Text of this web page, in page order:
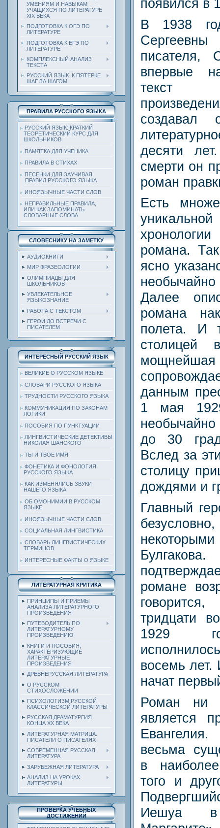
УМЕНИЯМ И НАВЫКАМ
УЧАЩИХСЯ ПО ЛИТЕРАТУРЕ
ХIХ ВЕКА
ПОДГОТОВКА К ОГЭ ПО
ЛИТЕРАТУРЕ
ПОДГОТОВКА К ЕГЭ ПО
ЛИТЕРАТУРЕ
КОМПЛЕКСНЫЙ АНАЛИЗ
ТЕКСТА
РУССКИЙ ЯЗЫК. К ПЯТЕРКЕ
ШАГ ЗА ШАГОМ
ПРАВИЛА РУССКОГО ЯЗЫКА
РУССКИЙ ЯЗЫК: КРАТКИЙ
ТЕОРЕТИЧЕСКИЙ КУРС ДЛЯ
ШКОЛЬНИКОВ
ПАМЯТКА ДЛЯ УЧЕНИКА
ПРАВИЛА В СТИХАХ
ПЕСЕНКИ ДЛЯ ЗАУЧИВАЯ
ПРАВИЛ РУССКОГО ЯЗЫКА
ИНОЯЗЫЧНЫЕ ЧАСТИ СЛОВ
НЕПРАВИЛЬНЫЕ ПРАВИЛА,
ИЛИ КАК ЗАПОМИНАТЬ
СЛОВАРНЫЕ СЛОВА
СЛОВЕСНИКУ НА ЗАМЕТКУ
АУДИОКНИГИ
МИР ФРАЗЕОЛОГИИ
ОЛИМПИАДЫ ДЛЯ
ШКОЛЬНИКОВ
УВЛЕКАТЕЛЬНОЕ
ЯЗЫКОЗНАНИЕ
РАБОТА С ТЕКСТОМ
ГЕРОИ ДО ВСТРЕЧИ С
ПИСАТЕЛЕМ
ИНТЕРЕСНЫЙ РУССКИЙ ЯЗЫК
ВЕЛИКИЕ О РУССКОМ ЯЗЫКЕ
СЛОВАРИ РУССКОГО ЯЗЫКА
ТРУДНОСТИ РУССКОГО ЯЗЫКА
КОММУНИКАЦИЯ ПО ЗАКОНАМ
ЛОГИКИ
ПОСОБИЯ ПО ПУНКТУАЦИИ
ЛИНГВИСТИЧЕСКИЕ ДЕТЕКТИВЫ
НИКОЛАЯ ШАНСКОГО
ТЫ И ТВОЕ ИМЯ
ФОНЕТИКА И ФОНОЛОГИЯ
РУССКОГО ЯЗЫКА
КАК ИЗМЕНЯЛИСЬ ЗВУКИ
НАШЕГО ЯЗЫКА
ОБ ОМОНИМИИ В РУССКОМ
ЯЗЫКЕ
ИНОЯЗЫЧНЫЕ ЧАСТИ СЛОВ
СОЦИАЛЬНАЯ ЛИНГВИСТИКА
СЛОВАРЬ ЛИНГВИСТИЧЕСКИХ
ТЕРМИНОВ
ИНТЕРЕСНЫЕ ФАКТЫ О ЯЗЫКЕ
ЛИТЕРАТУРНАЯ КРИТИКА
ПРИНЦИПЫ И ПРИЕМЫ
АНАЛИЗА ЛИТЕРАТУРНОГО
ПРОИЗВЕДЕНИЯ
ПУТЕВОДИТЕЛЬ ПО
ЛИТЕРАТУРНОМУ
ПРОИЗВЕДЕНИЮ
КНИГИ И ПОСОБИЯ,
ХАРАКТЕРИЗУЮЩИЕ
ЛИТЕРАТУРНЫЕ
ПРОИЗВЕДЕНИЯ
ДРЕВНЕРУССКАЯ ЛИТЕРАТУРА
О РУССКОМ
СТИХОСЛОЖЕНИИ
ПСИХОЛОГИЗМ РУССКОЙ
КЛАССИЧЕСКОЙ ЛИТЕРАТУРЫ
РУССКАЯ ДРАМАТУРГИЯ
КОНЦА ХХ ВЕКА
ЛИТЕРАТУРНАЯ МАТРИЦА.
ПИСАТЕЛИ О ПИСАТЕЛЯХ
СОВРЕМЕННАЯ РУССКАЯ
ЛИТЕРАТУРА
ЗАРУБЕЖНАЯ ЛИТЕРАТУРА
АНАЛИЗ НА УРОКАХ
ЛИТЕРАТУРЫ
ПРОВЕРКА УЧЕБНЫХ
ДОСТИЖЕНИЙ
появился в
В 1938
Сергеевны
писателя,
впервые
текст
создавал
десяти
смерти он
роман
Есть
романа.
ясно
Далее
романа
полета. И
столицей
данным
1 мая
до 30
Вслед за
столицу
дождями и
Главный
романе
тридцати
1929
восемь лет.
начат
Роман ни
является
весьма
в
того и
Иешуа